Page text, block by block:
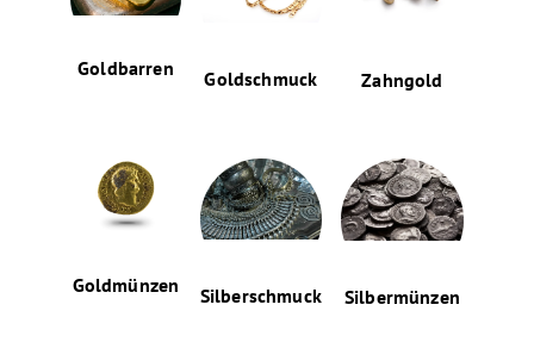
Goldbarren Goldschmuck Zahngold
Goldmünzen Silberschmuck Silbermünzen